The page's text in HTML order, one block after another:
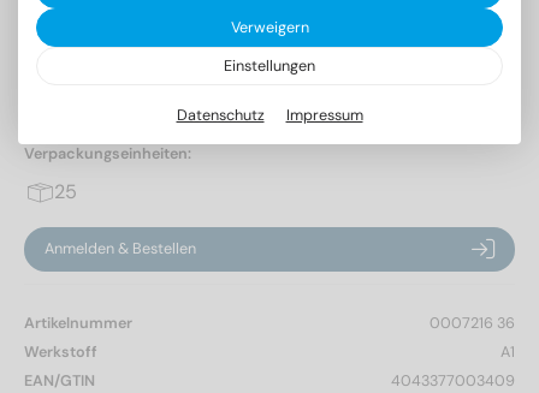
DIN 7 1.4305 16m6X36
Zylinderstifte Form A, Toleranzfeld m6
Verpackungseinheiten:
25
Anmelden & Bestellen
Artikelnummer
0007216 36
Werkstoff
A1
EAN/GTIN
4043377003409
Verweigern
Einstellungen
Datenschutz Impressum